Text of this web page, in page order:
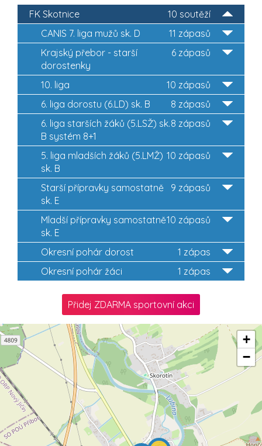
10 soutěží
FK Skotnice
11 zápasů
CANIS 7. liga mužů sk. D
6 zápasů
Krajský přebor - starší
dorostenky
10 zápasů
10. liga
8 zápasů
6. liga dorostu (6.LD) sk. B
8 zápasů
6. liga starších žáků (5.LSŽ) sk.
B systém 8+1
10 zápasů
5. liga mladších žáků (5.LMŽ)
sk. B
9 zápasů
Starší přípravky samostatně
sk. E
10 zápasů
Mladší přípravky samostatně
sk. E
1 zápas
Okresní pohár dorost
1 zápas
Okresní pohár žáci
Přidej ZDARMA sportovní akci
+
−